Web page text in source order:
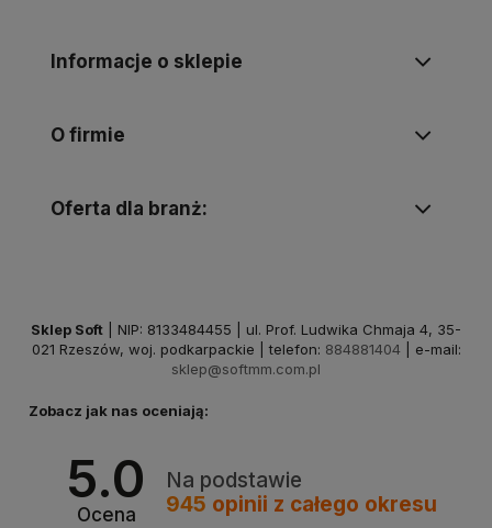
Informacje o sklepie
O firmie
Oferta dla branż:
Sklep Soft | NIP: 8133484455 | ul. Prof. Ludwika Chmaja 4, 35-
021 Rzeszów, woj. podkarpackie | telefon: 884881404 | e-mail:
sklep@softmm.com.pl
Zobacz jak nas oceniają:
5.0
Ocena
Na podstawie
945 opinii z całego okresu